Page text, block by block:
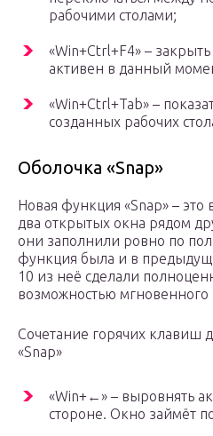
рабочими столами;
«Win+Ctrl+F4» –
активен в данный
«Win+Ctrl+Tab» –
созданных рабочих
Оболочка «Snap»
Новая функция «Snap» – это
два открытых окна рядом
они заполнили ровно по
функция была и в
10 из неё сделали
возможностью мгновенного
Сочетание горячих клавиш
«Snap»
«Win+←» – выровнять
стороне. Окно займёт